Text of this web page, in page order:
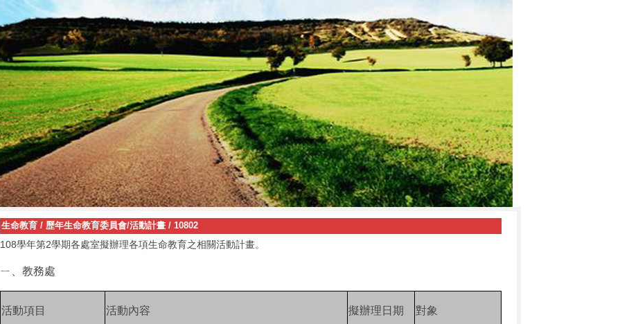
生命教育/ 歷年生命教育委員會/活動計畫/ 10802
108學年第2學期各處室擬辦理各項生命教育之相關活動計畫。
ㄧ、教務處
活動項目 活動內容 擬辦理日期 對象